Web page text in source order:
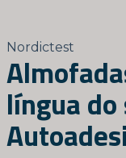
Nordictest
língua